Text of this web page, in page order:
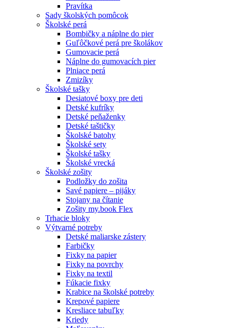
Pravítka
Sady školských pomôcok
Školské perá
Bombičky a náplne do pier
Guľôčkové perá pre školákov
Gumovacie perá
Náplne do gumovacích pier
Plniace perá
Zmizíky
Školské tašky
Desiatové boxy pre deti
Detské kufríky
Detské peňaženky
Detské taštičky
Školské batohy
Školské sety
Školské tašky
Školské vrecká
Školské zošity
Podložky do zošita
Savé papiere – pijáky
Stojany na čítanie
Zošity my.book Flex
Trhacie bloky
Výtvarné potreby
Detské maliarske zástery
Farbičky
Fixky na papier
Fixky na povrchy
Fixky na textil
Fúkacie fixky
Krabice na školské potreby
Krepové papiere
Kresliace tabuľky
Kriedy